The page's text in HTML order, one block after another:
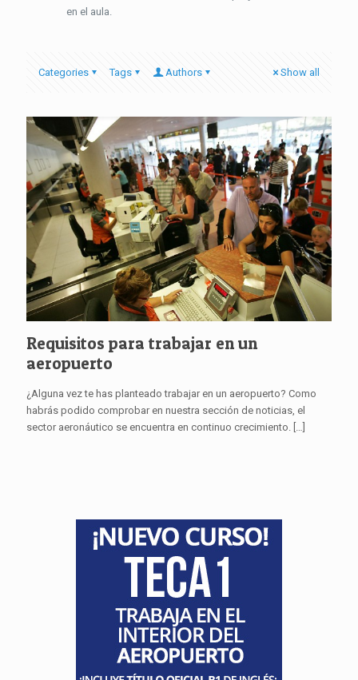
en el aula.
Categories Tags Authors Show all
Requisitos para trabajar en un
aeropuerto
¿Alguna vez te has planteado trabajar en un aeropuerto? Como
habrás podido comprobar en nuestra sección de noticias, el
sector aeronáutico se encuentra en continuo crecimiento.